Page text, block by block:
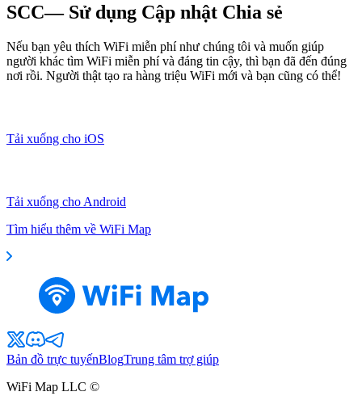
SCC— Sử dụng Cập nhật Chia sẻ
Nếu bạn yêu thích WiFi miễn phí như chúng tôi và muốn giúp
người khác tìm WiFi miễn phí và đáng tin cậy, thì bạn đã đến đúng
nơi rồi. Người thật tạo ra hàng triệu WiFi mới và bạn cũng có thể!
Tải xuống cho iOS
Tải xuống cho Android
Tìm hiểu thêm về WiFi Map
Bản đồ trực tuyếnBlogTrung tâm trợ giúp
WiFi Map LLC ©